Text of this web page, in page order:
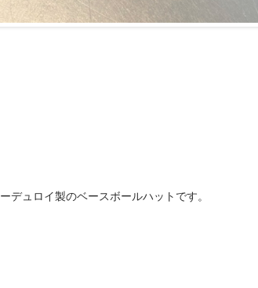
デュロイ製のベースボールハットです。